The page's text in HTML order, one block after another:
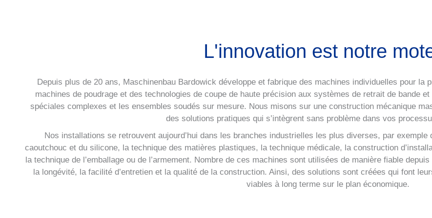
L'innovation est notre
Depuis plus de 20 ans, Maschinenbau Bardowick développe et fabrique des machines individuelles pour la
machines de poudrage et des technologies de coupe de haute précision aux systèmes de retrait de bande
spéciales complexes et les ensembles soudés sur mesure. Nous misons sur une construction mécanique
des solutions pratiques qui s’intègrent sans problème dans vos
Nos installations se retrouvent aujourd’hui dans les branches industrielles les plus diverses, par
caoutchouc et du silicone, la technique des matières plastiques, la technique médicale, la construction
la technique de l’emballage ou de l’armement. Nombre de ces machines sont utilisées de manière fiable
la longévité, la facilité d’entretien et la qualité de la construction. Ainsi, des solutions sont créées qui font
viables à long terme sur le plan économique.